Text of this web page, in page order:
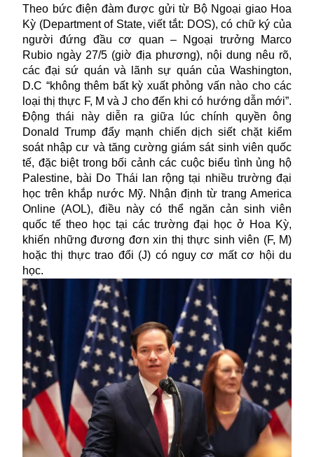
Theo bức điện đàm được gửi từ Bộ Ngoại giao Hoa
Kỳ (Department of State, viết tắt: DOS), có chữ ký của
người đứng đầu cơ quan – Ngoại trưởng Marco
Rubio ngày 27/5 (giờ địa phương), nội dung nêu rõ,
các đại sứ quán và lãnh sự quán của Washington,
D.C “không thêm bất kỳ xuất phỏng vấn nào cho các
loại thị thực F, M và J cho đến khi có hướng dẫn mới”.
Động thái này diễn ra giữa lúc chính quyền ông
Donald Trump đẩy mạnh chiến dịch siết chặt kiểm
soát nhập cư và tăng cường giám sát sinh viên quốc
tế, đặc biệt trong bối cảnh các cuộc biểu tình ủng hộ
Palestine, bài Do Thái lan rộng tại nhiều trường đại
học trên khắp nước Mỹ. Nhận định từ trang America
Online (AOL), điều này có thể ngăn cản sinh viên
quốc tế theo học tại các trường đại học ở Hoa Kỳ,
khiến những đương đơn xin thị thực sinh viên (F, M)
hoặc thị thực trao đổi (J) có nguy cơ mất cơ hội du
học.